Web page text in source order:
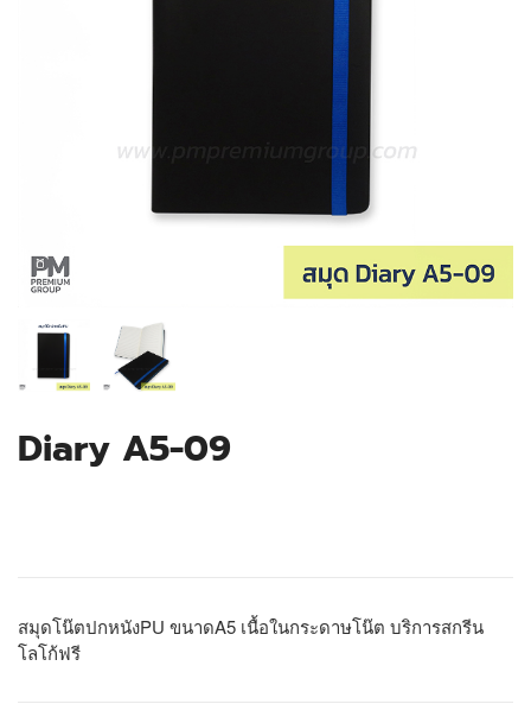
Diary A5-09
สมุดโน๊ตปกหนังPU ขนาดA5 เนื้อในกระดาษโน๊ต บริการสกรีน
โลโก้ฟรี